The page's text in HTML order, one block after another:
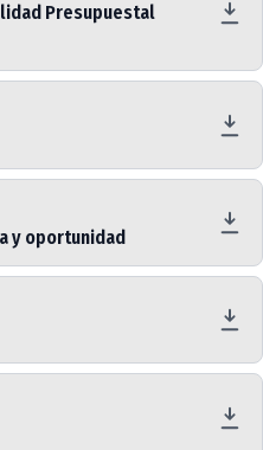
Presupuestal
y oportunidad